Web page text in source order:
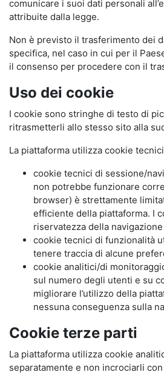
comunicare i suoi dati personali
attribuite dalla legge.
Non è previsto il trasferimento dei
specifica, nel caso in cui per il
il consenso per procedere con il
Uso dei cookie
I cookie sono stringhe di testo di
ritrasmetterli allo stesso sito alla
La piattaforma utilizza cookie
cookie tecnici di sessione/
non potrebbe funzionare
browser) è strettamente
efficiente della piattaforma. I
riservatezza della
cookie tecnici di funzionalità
tenere traccia di alcune
cookie analitici/di
sul numero degli utenti e su
migliorare l’utilizzo della
nessuna conseguenza sulla
Cookie terze parti
La piattaforma utilizza cookie
separatamente e non incrociarli